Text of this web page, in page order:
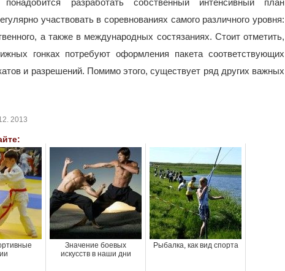
разработать собственный интенсивный план
участвовать в соревнованиях самого различного уровня:
а также в международных состязаниях. Стоит отметить,
гонках потребуют оформления пакета соответствующих
и разрешений. Помимо этого, существует ряд других важных
2013
Значение боевых
искусств в наши дни
Рыбалка, как вид спорта